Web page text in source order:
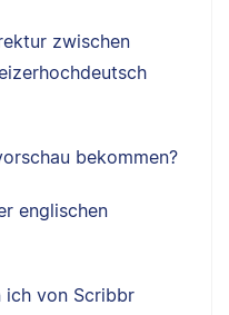
zwischen
bekommen?
englischen
ich von Scribbr